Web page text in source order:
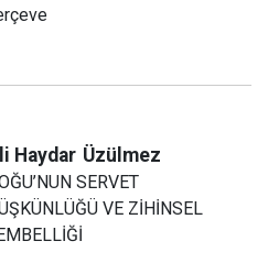
Haydar Üzülmez
SERVET
VE ZİHİNSEL